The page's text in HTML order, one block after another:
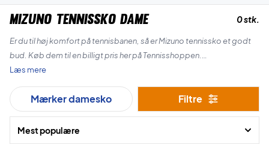
Mizuno tennissko dame 0 stk.
Er du til høj komfort på tennisbanen, så er Mizuno tennissko et godt
bud. Køb dem til en billigt pris her på Tennisshoppen.
Læs mere
Mærker damesko Filtre
Mest populære